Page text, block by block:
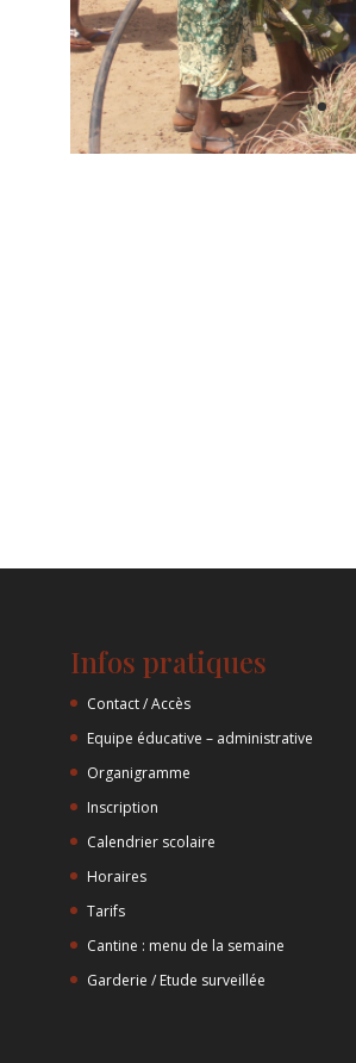
Infos pratiques
Contact / Accès
Equipe éducative – administrative
Organigramme
Inscription
Calendrier scolaire
Horaires
Tarifs
Cantine : menu de la semaine
Garderie / Etude surveillée